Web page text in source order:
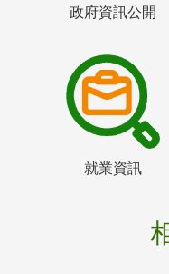
政府資訊公開
就業資訊